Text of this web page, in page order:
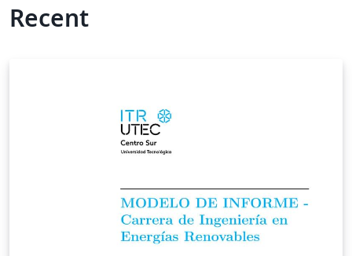
Recent